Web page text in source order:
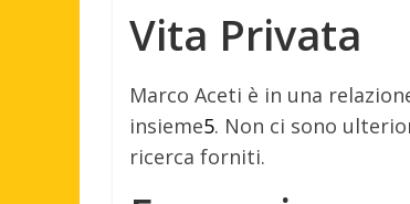
Vita Privata
Marco Aceti è in una
insieme5. Non ci sono
ricerca forniti.